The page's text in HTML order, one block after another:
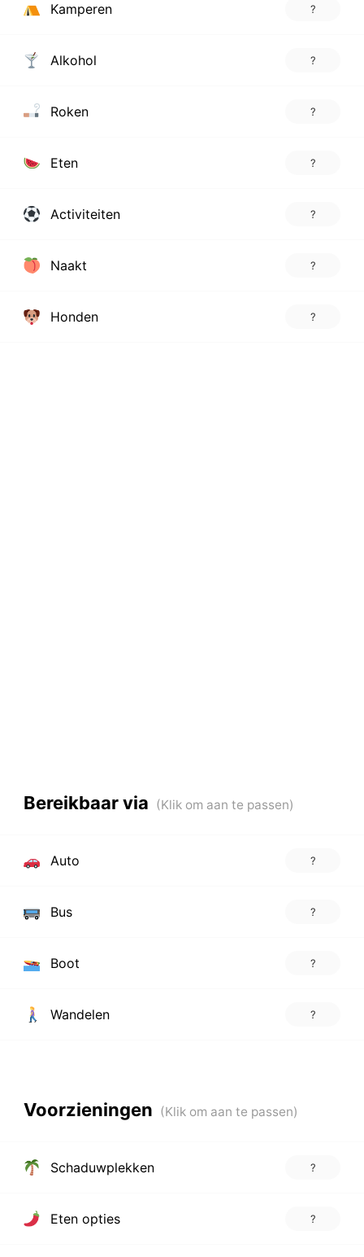
Kamperen ?
Alkohol ?
Roken ?
Eten ?
Activiteiten ?
Naakt ?
Honden ?
Bereikbaar via
Auto ?
Bus ?
Boot ?
Wandelen ?
Voorzieningen
Schaduwplekken ?
Eten opties ?